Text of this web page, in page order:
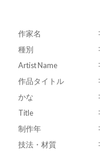
作家名
種別
Artist Name
作品タイトル
かな
Title
制作年
技法・材質